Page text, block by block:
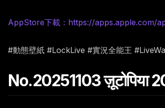
AppStore下載：https://apps.apple.com/
#動態壁紙 #LockLive #實況全能王
No.20251103 ज़ूटोपिया